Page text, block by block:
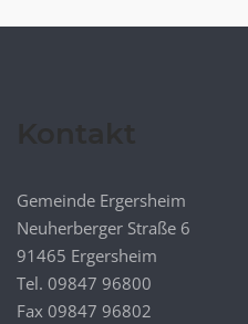
Gemeinde Ergersheim
Neuherberger Straße 6
91465 Ergersheim
Tel. 09847 96800
Fax 09847 96802